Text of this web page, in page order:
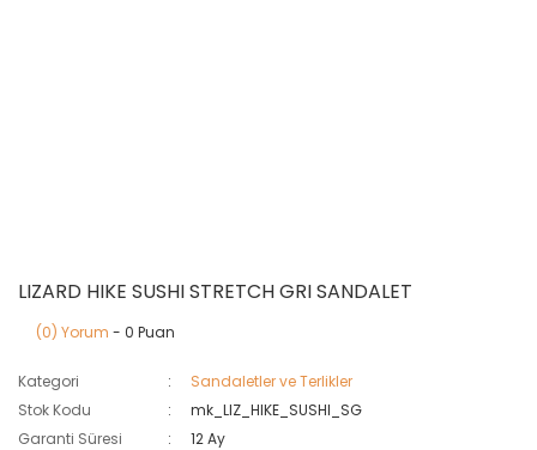
LIZARD HIKE SUSHI STRETCH GRI SANDALET
(0) Yorum - 0 Puan
Kategori
Sandaletler ve Terlikler
Stok Kodu
mk_LIZ_HIKE_SUSHI_SG
Garanti Süresi
12 Ay